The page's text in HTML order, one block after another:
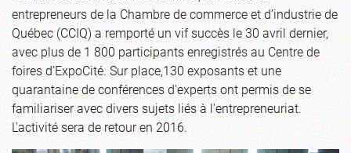
entrepreneurs de la Chambre de commerce et d’industrie de
Québec (CCIQ) a remporté un vif succès le 30 avril dernier,
avec plus de 1 800 participants enregistrés au Centre de
foires d’ExpoCité. Sur place,130 exposants et une
quarantaine de conférences d'experts ont permis de se
familiariser avec divers sujets liés à l'entrepreneuriat.
L'activité sera de retour en 2016.